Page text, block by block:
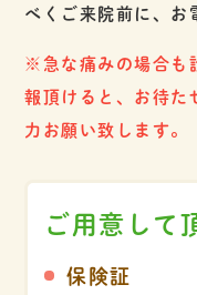
べくご来院前に、お
※急な痛みの場合も
報頂けると、お待た
力お願い致します。
ご用意して
保険証